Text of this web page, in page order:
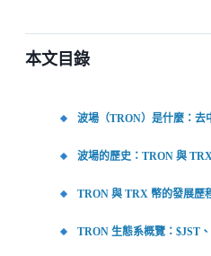
本文目錄
波場（TRON）是什麼：去
波場的歷史：TRON 與
TRON 與 TRX 幣的發展歷
TRON 生態系概覽：$JST